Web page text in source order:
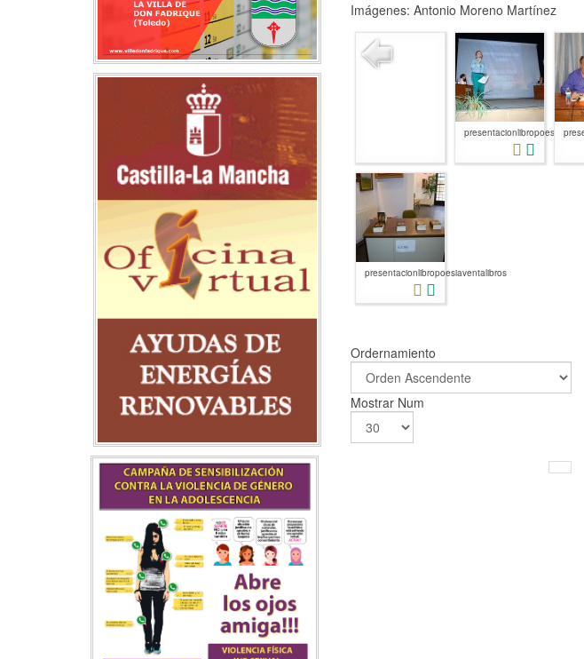
Imágenes: Antonio Moreno Martínez
presentacionlibropoesia
presentacionlibropoesiaventalibros
Ordernamiento
Mostrar Num